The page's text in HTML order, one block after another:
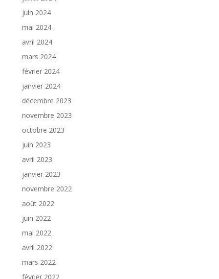
juin 2024
mai 2024
avril 2024
mars 2024
février 2024
janvier 2024
décembre 2023
novembre 2023
octobre 2023
juin 2023
avril 2023
janvier 2023
novembre 2022
août 2022
juin 2022
mai 2022
avril 2022
mars 2022
février 2022